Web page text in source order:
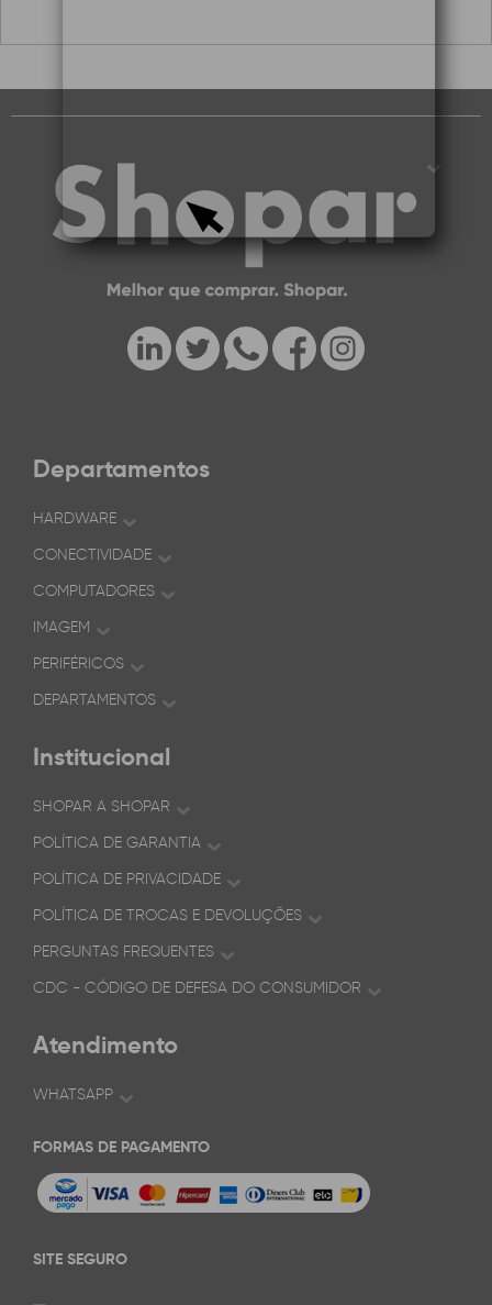
Departamentos
HARDWARE
CONECTIVIDADE
COMPUTADORES
IMAGEM
PERIFÉRICOS
DEPARTAMENTOS
Institucional
SHOPAR A SHOPAR
POLÍTICA DE GARANTIA
POLÍTICA DE PRIVACIDADE
POLÍTICA DE TROCAS E DEVOLUÇÕES
PERGUNTAS FREQUENTES
CDC - CÓDIGO DE DEFESA DO CONSUMIDOR
Atendimento
WHATSAPP
FORMAS DE PAGAMENTO
SITE SEGURO